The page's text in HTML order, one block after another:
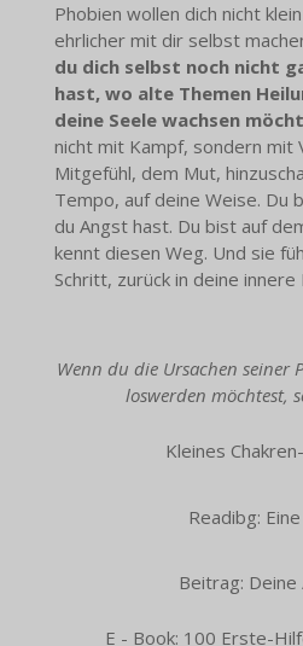
Phobien wollen dich nicht
ehrlicher mit dir selbst
du dich selbst noch nicht
hast, wo alte Themen
deine Seele wachsen
nicht mit Kampf, sondern mit
Mitgefühl, dem Mut,
Tempo, auf deine Weise. Du
du Angst hast. Du bist auf
kennt diesen Weg. Und sie
Schritt, zurück in deine innere
Wenn du die Ursachen seiner
loswerden möchtest,
Kleines
Readibg:
Beitrag:
E - Book: 100 Erste-